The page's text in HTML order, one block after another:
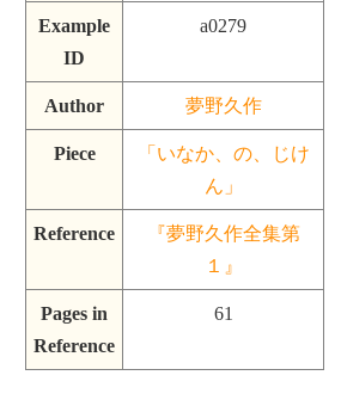
Example
ID
a0279
Author 夢野久作
Piece
「いなか、の、じけ
ん」
Reference
『夢野久作全集第
１』
Pages in
Reference
61